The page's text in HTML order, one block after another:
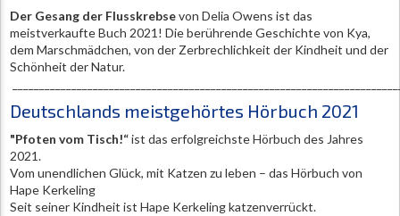
Der Gesang der Flusskrebsevon Delia Owens ist das
meistverkaufte Buch 2021! Die berührende Geschichte von Kya,
dem Marschmädchen, von der Zerbrechlichkeit der Kindheit und der
Schönheit der Natur.
Deutschlands meistgehörtes Hörbuch 2021
"Pfoten vom Tisch!“ist das erfolgreichste Hörbuch des Jahres
2021.
Vom unendlichen Glück, mit Katzen zu leben – das Hörbuch von
Hape Kerkeling
Seit seiner Kindheit ist Hape Kerkeling katzenverrückt.